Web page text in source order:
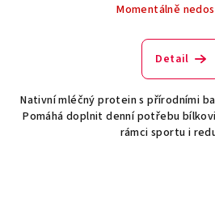
Momentálně
Detail
Nativní mléčný protein s přírodními
Pomáhá doplnit denní potřebu
rámci sportu i